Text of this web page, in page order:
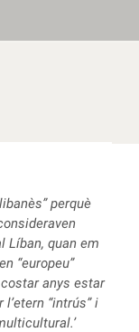
perquè
Líban, quan em
“europeu”
anys estar
“intrús” i